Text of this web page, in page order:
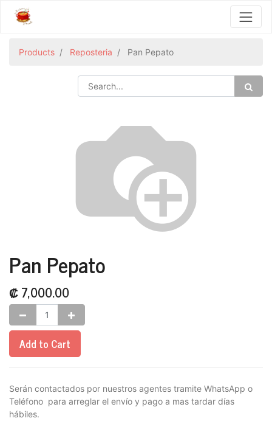
Products Reposteria Pan Pepato
Pan Pepato
₡7,000.00
Add to Cart
Serán contactados por nuestros agentes tramite WhatsApp o
Teléfono para arreglar el envío y pago a mas tardar días
hábiles.